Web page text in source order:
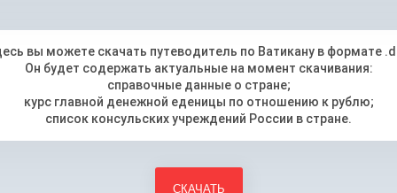
вы можете скачать путеводитель по Ватикану в формате
Он будет содержать актуальные на момент скачивания:
справочные данные о стране;
курс главной денежной еденицы по отношению к рублю;
список консульских учреждений России в стране.